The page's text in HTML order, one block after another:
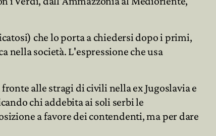
che lo porta a chiedersi dopo i primi,
nella società. L'espressione che usa
alle stragi di civili nella ex Jugoslavia e
chi addebita ai soli serbi le
a favore dei contendenti, ma per dare